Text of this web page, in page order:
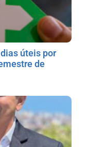
úteis por
de